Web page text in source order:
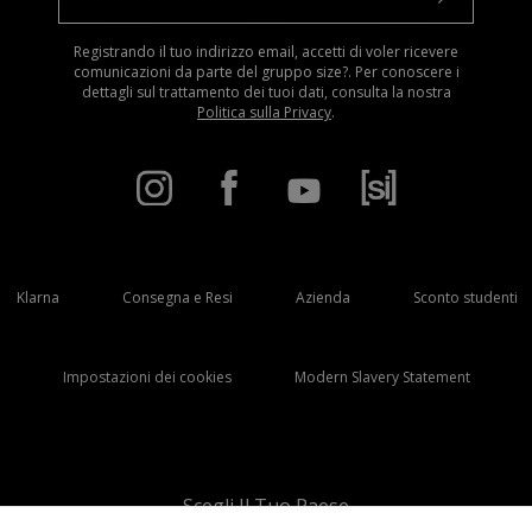
Registrando il tuo indirizzo email, accetti di voler ricevere
comunicazioni da parte del gruppo size?. Per conoscere i
dettagli sul trattamento dei tuoi dati, consulta la nostra
Politica sulla Privacy.
Klarna Consegna e Resi Azienda Sconto studenti
Impostazioni dei cookies Modern Slavery Statement
Scegli Il Tuo Paese